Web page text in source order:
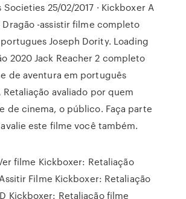
25/02/2017 · Kickboxer A
-assistir filme completo
Joseph Dority. Loading
2020 Jack Reacher 2 completo
de aventura em português
avaliado por quem
de cinema, o público. Faça parte
este filme você também.
filme Kickboxer: Retaliação
Filme Kickboxer: Retaliação
Kickboxer: Retaliação filme